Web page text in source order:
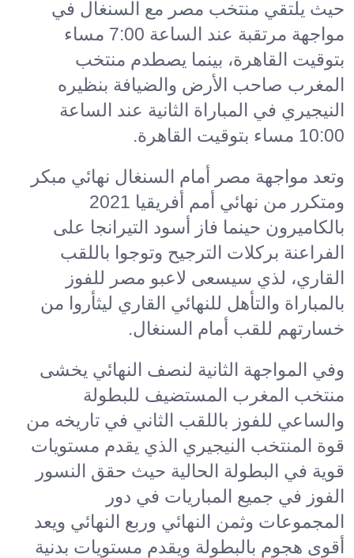
حيث يلتقي منتخب مصر مع السنغال في
مواجهة مرتقبة عند الساعة 7:00 مساء
بتوقيت القاهرة، بينما يصطدم منتخب
المغرب صاحب الأرض والضيافة بنظيره
النيجيري في المباراة الثانية عند الساعة
10:00 مساء بتوقيت القاهرة.
وتعد مواجهة مصر أمام السنغال نهائي مبكر
ومتكرر من نهائي أمم أفريقيا 2021
بالكاميرون حينما فاز أسود التيرانجا على
الفراعنة بركلات الترجيح وتوجوا باللقب
القاري، لذي سيسعى لاعبو مصر للفوز
بالمباراة والتأهل للنهائي القاري ليثأروا من
خسارتهم للقب أمام السنغال.
وفي المواجهة الثانية لنصف النهائي يخشى
منتخب المغرب المستضيف للبطولة
والساعي للفوز باللقب الثاني في تاريخه من
قوة المنتخب النيجيري الذي يقدم مستويات
قوية في البطولة الحالية حيث حقق النسور
الفوز في جميع المباريات في دور
المجموعات وثمن النهائي وربع النهائي ويعد
أقوى هجوم بالبطولة ويقدم مستويات بدنية